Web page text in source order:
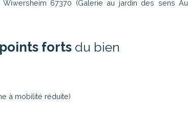
67370 (Galerie au jardin des sens Au
fortsdu bien
à mobilité réduite)